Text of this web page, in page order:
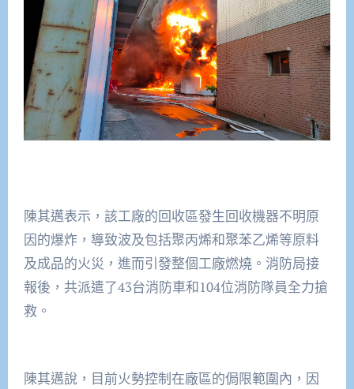
陳其邁表示，該工廠的回收區發生回收機器不明原
因的爆炸，導致波及包括聚丙烯和聚苯乙烯等原料
及成品的火災，進而引發整個工廠燃燒。消防局接
報後，共派遣了43台消防車和104位消防隊員全力搶
救。
陳其邁說，目前火勢控制在廠區的侷限範圍內，因